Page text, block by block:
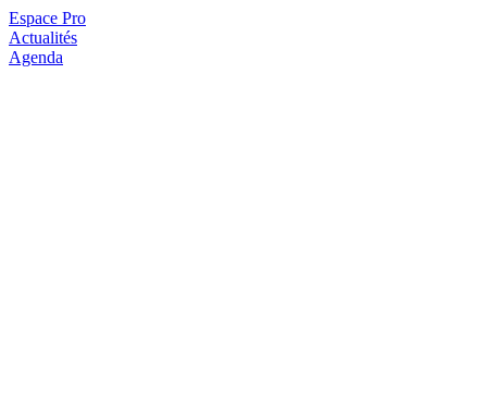
Espace Pro
Actualités
Agenda